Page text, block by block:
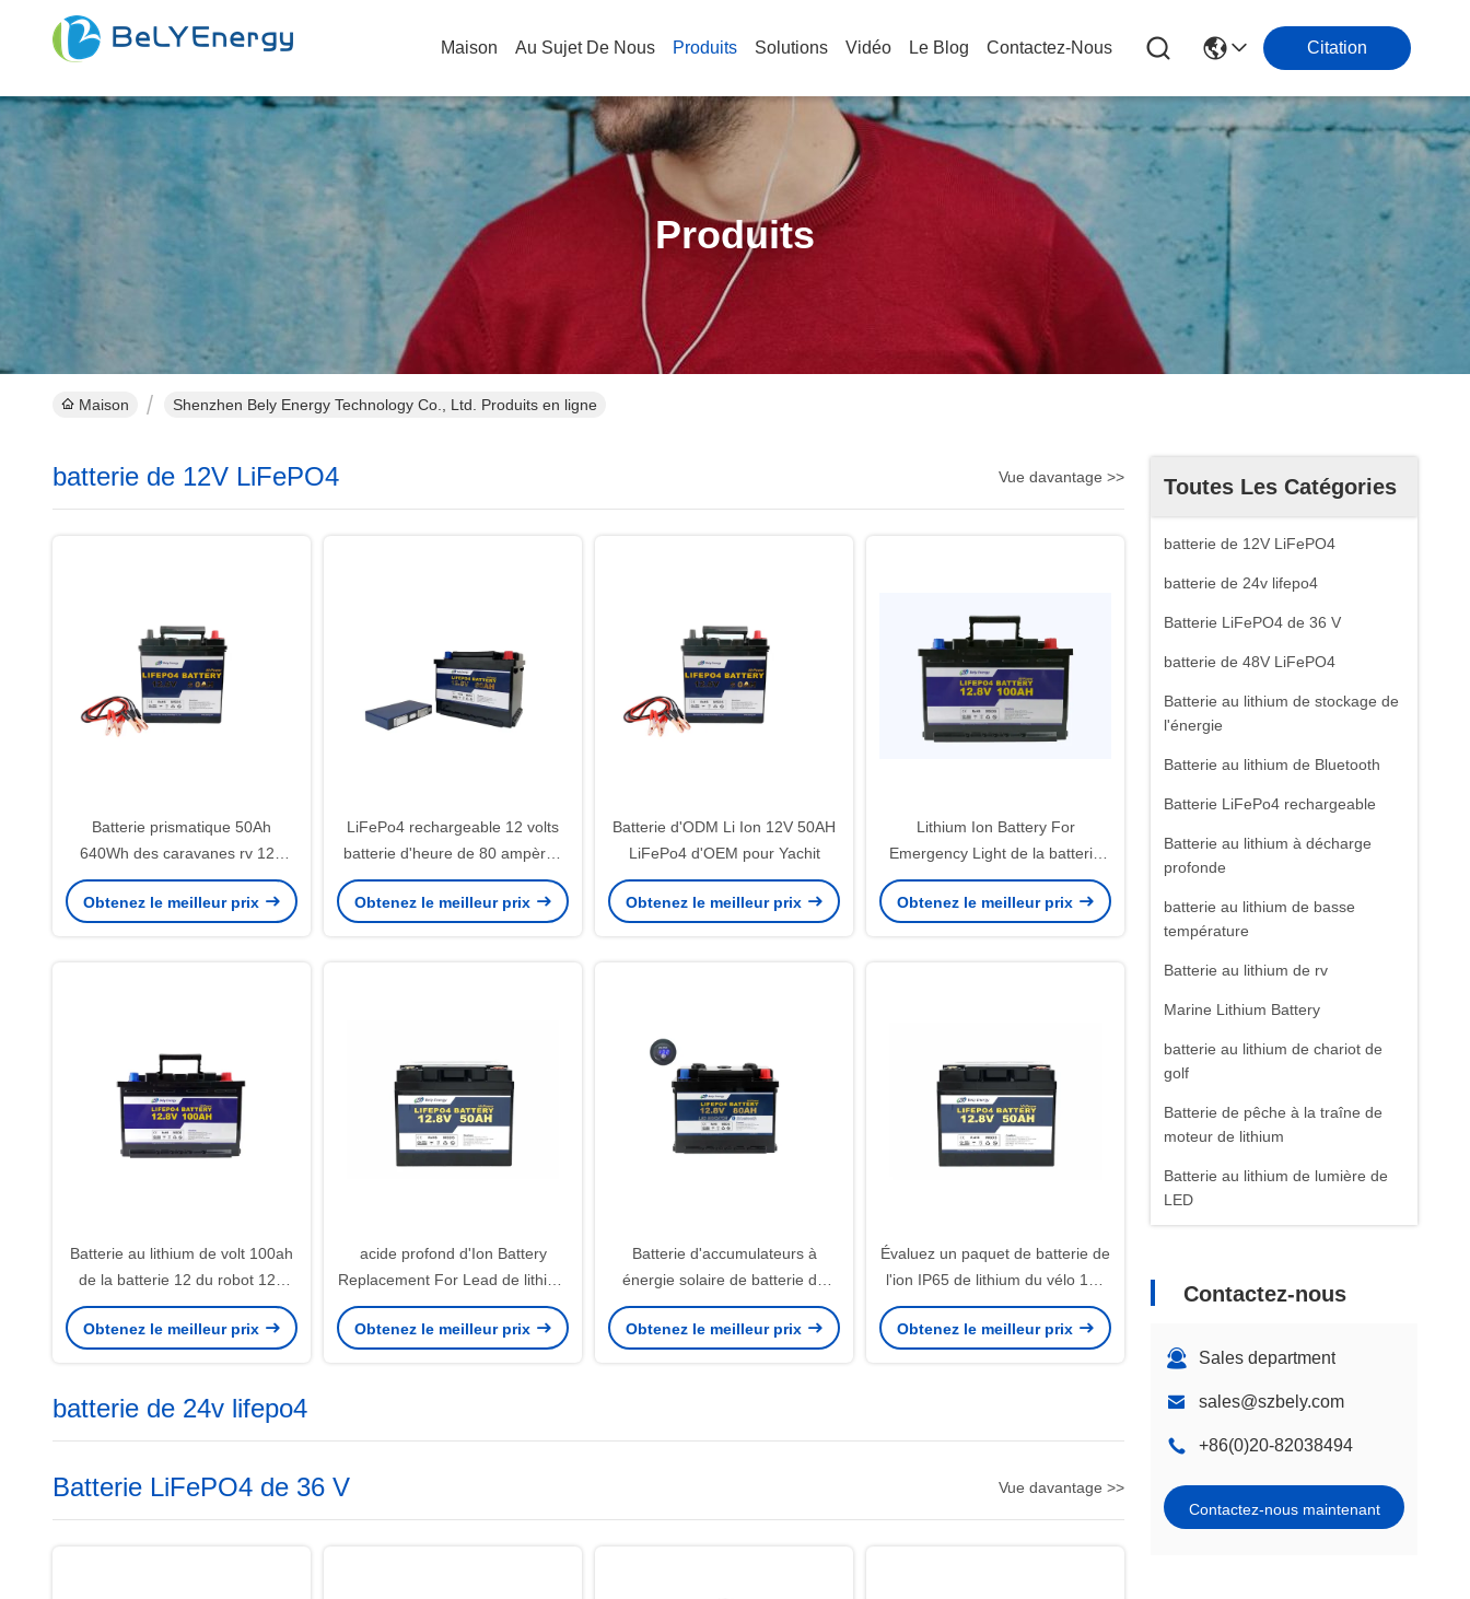
Maison Au Sujet De Nous Produits Solutions Vidéo Le Blog Contactez-Nous Citation
Produits
Maison Shenzhen Bely Energy Technology Co., Ltd. Produits en ligne
Toutes Les Catégories
batterie de 12V LiFePO4
batterie de 24v lifepo4
Batterie LiFePO4 de 36 V
batterie de 48V LiFePO4
Batterie au lithium de stockage de
l'énergie
Batterie au lithium de Bluetooth
Batterie LiFePo4 rechargeable
Batterie au lithium à décharge
profonde
batterie au lithium de basse
température
Batterie au lithium de rv
Marine Lithium Battery
batterie au lithium de chariot de
golf
Batterie de pêche à la traîne de
moteur de lithium
Batterie au lithium de lumière de
LED
Batterie au lithium de télécom
Contactez-nous
Sales department
sales@szbely.com
+86(0)20-82038494
Contactez-nous maintenant
batterie de 12V LiFePO4 Vue davantage >>
Batterie prismatique 50Ah
640Wh des caravanes rv 12V
LiFePo4
Obtenez le meilleur prix
LiFePo4 rechargeable 12 volts
batterie d'heure de 80 ampères
pour le système d'alimentation
solaire
Obtenez le meilleur prix
Batterie d'ODM Li Ion 12V 50AH
LiFePo4 d'OEM pour Yachit
Obtenez le meilleur prix
Lithium Ion Battery For
Emergency Light de la batterie
100Ah du fauteuil roulant 12V
LiFePo4
Obtenez le meilleur prix
Batterie au lithium de volt 100ah
de la batterie 12 du robot 12V
LiFePo4 des bateaux rv pour le
camping
Obtenez le meilleur prix
acide profond d'Ion Battery
Replacement For Lead de lithium
de batterie de cycle de 50ah 12v
Lifepo4
Obtenez le meilleur prix
Batterie d'accumulateurs à
énergie solaire de batterie de
Tesla 80Ah 12V LiFePo4 pour la
maison
Obtenez le meilleur prix
Évaluez un paquet de batterie de
l'ion IP65 de lithium du vélo 12v
50ah d'E pour le panneau solaire
Obtenez le meilleur prix
batterie de 24v lifepo4
Batterie LiFePO4 de 36 V Vue davantage >>